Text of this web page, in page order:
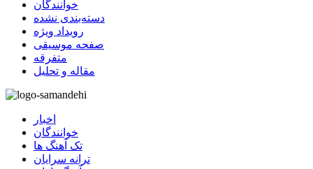
خوانندگان
دسته‌بندی نشده
رویداد ویژه
صفحه موسیقی
متفرقه
مقاله و تحلیل
اخبار
خوانندگان
تک آهنگ ها
ترانه سرایان